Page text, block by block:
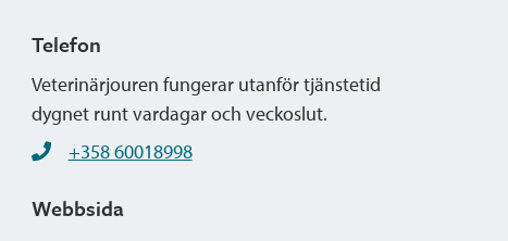
Telefon
Veterinärjouren fungerar utanför tjänstetid
dygnet runt vardagar och veckoslut.
+358 60018998
Webbsida